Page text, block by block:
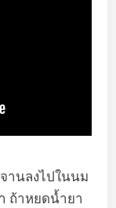
านลงไปในนม
ถ้าหยดน้ำยา